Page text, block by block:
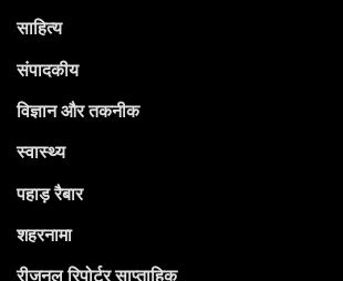
साहित्य
संपादकीय
विज्ञान और तकनीक
स्वास्थ्य
पहाड़ रैबार
शहरनामा
रीजनल रिपोर्टर साप्ताहिक